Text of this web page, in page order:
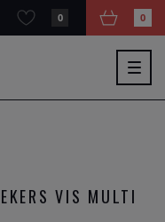
0 0
VIS MULTI